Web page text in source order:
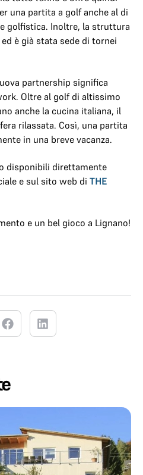
una partita a golf anche al di
golfistica. Inoltre, la struttura
è già stata sede di tornei
partnership significa
Oltre al golf di altissimo
anche la cucina italiana, il
rilassata. Così, una partita
in una breve vacanza.
disponibili direttamente
e sul sito web di THE
e un bel gioco a Lignano!